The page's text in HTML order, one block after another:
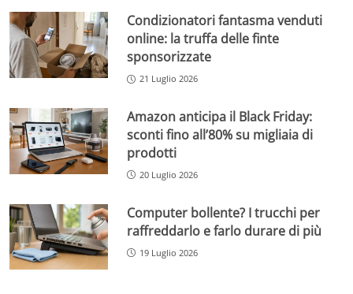
Condizionatori fantasma venduti
online: la truffa delle finte
sponsorizzate
21 Luglio 2026
Amazon anticipa il Black Friday:
sconti fino all’80% su migliaia di
prodotti
20 Luglio 2026
Computer bollente? I trucchi per
raffreddarlo e farlo durare di più
19 Luglio 2026